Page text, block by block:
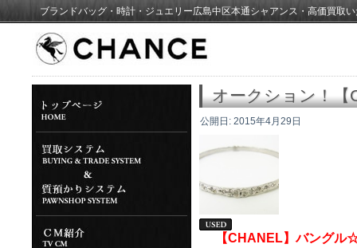
ブランドバッグ・時計・ジュエリー広島中区本通シャアンス・高価買取
オークション！
公開日: 2015年4月29日
【CHANEL】バング